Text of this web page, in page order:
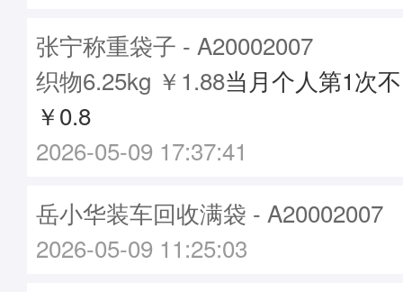
张宁称重袋子 - A20002007
织物6.25kg ￥1.88当月个人第1次
￥0.8
2026-05-09 17:37:41
岳小华装车回收满袋 - A20002007
2026-05-09 11:25:03